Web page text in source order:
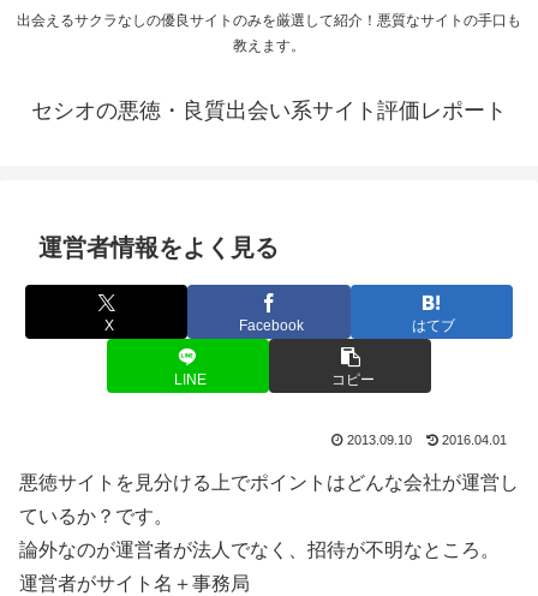
出会えるサクラなしの優良サイトのみを厳選して紹介！悪質なサイトの手口も
教えます。
セシオの悪徳・良質出会い系サイト評価レポート
運営者情報をよく見る
X Facebook はてブ
LINE コピー
2013.09.10 2016.04.01
悪徳サイトを見分ける上でポイントはどんな会社が運営し
ているか？です。
論外なのが運営者が法人でなく、招待が不明なところ。
運営者がサイト名＋事務局